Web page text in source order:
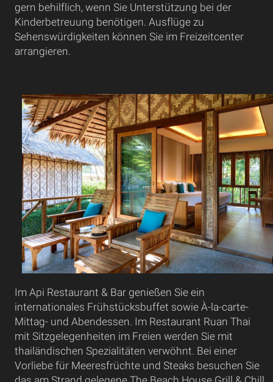
gern behilflich, wenn Sie Unterstützung bei der
Kinderbetreuung benötigen. Ausflüge zu
Sehenswürdigkeiten können Sie im Freizeitcenter
arrangieren.
Im Api Restaurant & Bar genießen Sie ein
internationales Frühstücksbuffet sowie À-la-carte-
Mittag- und Abendessen. Im Restaurant Ruan Thai
mit Sitzgelegenheiten im Freien werden Sie mit
thailändischen Spezialitäten verwöhnt. Bei einer
Vorliebe für Meeresfrüchte und Steaks besuchen Sie